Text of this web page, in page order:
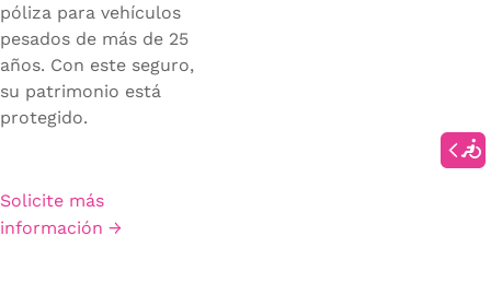
póliza para vehículos
pesados de más de 25
años. Con este seguro,
su patrimonio está
protegido.
Solicite más
información →